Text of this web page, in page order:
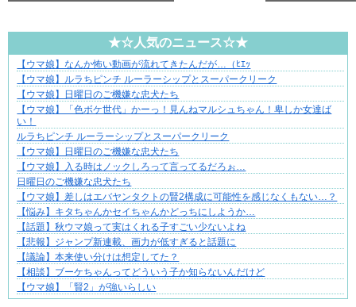
★☆人気のニュース☆★
ぜんぶ私が中心、そう思った瞬間から歪み出す
【ウマ娘】なんか怖い動画が流れてきたんだが…（ﾋｴｯ
【ウマ娘】ルラちピンチ ルーラーシップとスーパークリーク
【ウマ娘】日曜日のご機嫌な忠犬たち
【ウマ娘】「色ボケ世代」かーっ！見んねマルシュちゃん！卑しか女達ば
い！
ルラちピンチ ルーラーシップとスーパークリーク
【ウマ娘】日曜日のご機嫌な忠犬たち
【ウマ娘】入る時はノックしろって言ってるだろぉ…
日曜日のご機嫌な忠犬たち
【ウマ娘】差しはエバヤンタクトの賢2構成に可能性を感じなくもない…？
【悩み】キタちゃんかセイちゃんかどっちにしようか…
【話題】秋ウマ娘って実はくれる子すごい少ないよね
【悲報】ジャンプ新連載、画力が低すぎると話題に
【議論】本来使い分けは想定してた？
【相談】ブーケちゃんってどういう子か知らないんだけど
【ウマ娘】「賢2」が強いらしい